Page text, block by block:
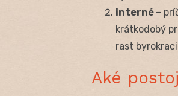
interné –
krátkodobý
rast
Aké